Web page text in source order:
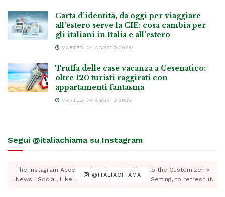
Carta d’identità, da oggi per viaggiare
all’estero serve la CIE: cosa cambia per
gli italiani in Italia e all’estero
MARTEDÌ 04 AGOSTO 2026
Truffa delle case vacanza a Cesenatico:
oltre 120 turisti raggirati con
appartamenti fantasma
MARTEDÌ 04 AGOSTO 2026
Segui @italiachiama su Instagram
@ITALIACHIAMA
The Instagram Access Token is expired, Go to the Customizer >
JNews : Social, Like & View > Instagram Feed Setting, to refresh it.